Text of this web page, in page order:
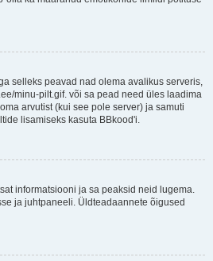
selleks peavad nad olema avalikus serveris,
minu-pilt.gif. või sa pead need üles laadima
arvutist (kui see pole server) ja samuti
lisamiseks kasuta BBkood'i.
informatsiooni ja sa peaksid neid lugema.
ja juhtpaneeli. Üldteadaannete õigused